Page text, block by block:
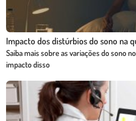
Impacto dos distúrbios do sono na
Saiba mais sobre as variações do sono
impacto disso